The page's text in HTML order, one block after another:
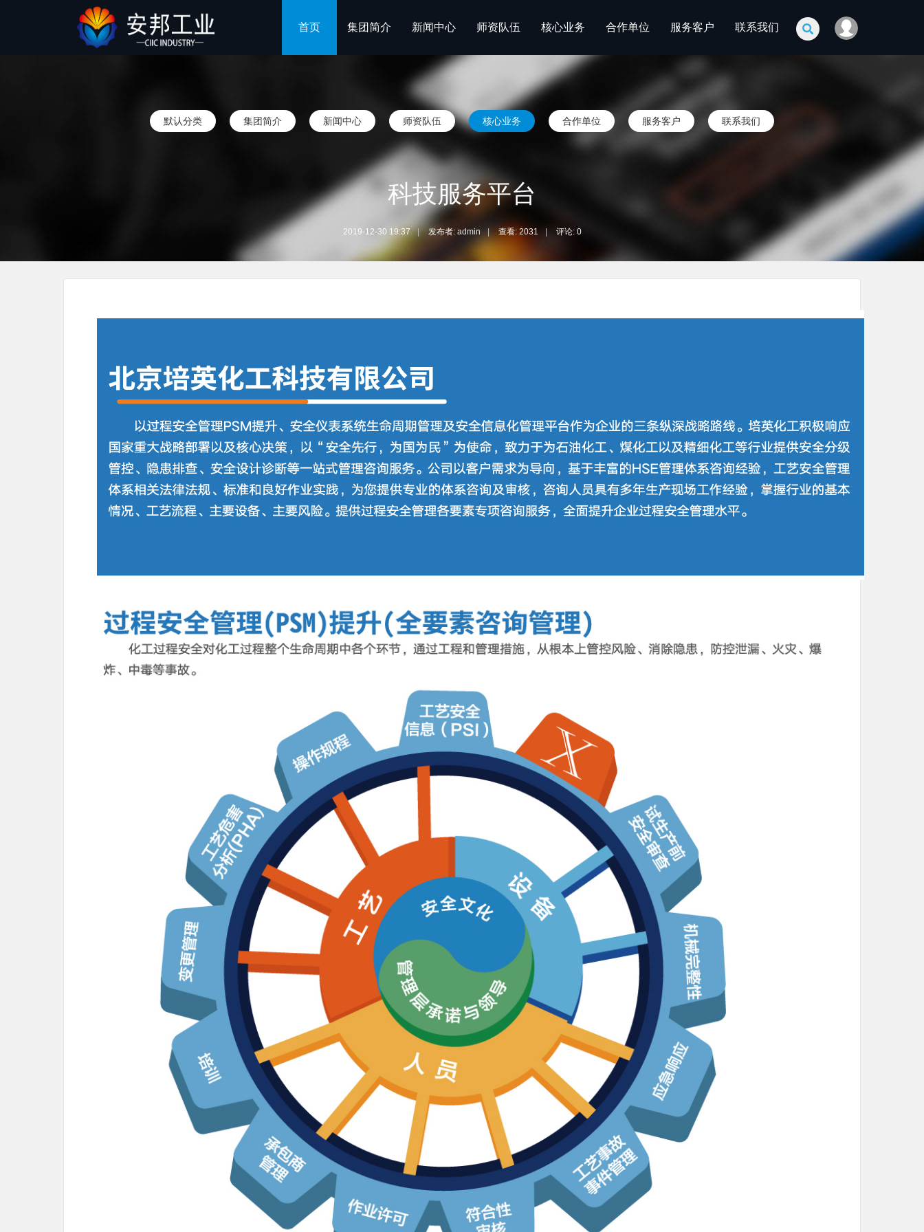
首页 集团简介 新闻中心 师资队伍 核心业务 合作单位 服务客户 联系我们
默认分类 集团简介 新闻中心 师资队伍 核心业务 合作单位 服务客户 联系我们
科技服务平台
2019-12-30 19:37 | 发布者: admin | 查看:2031 评论: 0